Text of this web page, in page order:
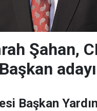
Şahan,
Başkan